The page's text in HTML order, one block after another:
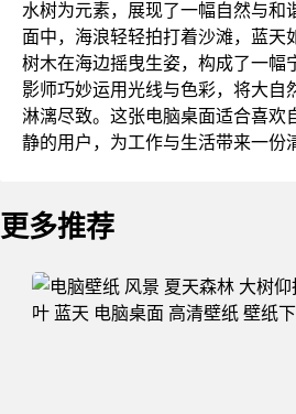
水树为元素，展现了一幅自然与和
面中，海浪轻轻拍打着沙滩，蓝天
树木在海边摇曳生姿，构成了一幅
影师巧妙运用光线与色彩，将大自
淋漓尽致。这张电脑桌面适合喜欢
静的用户，为工作与生活带来一份
更多推荐